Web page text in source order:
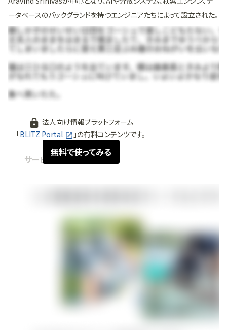
ータベースのバックグランドを持つエンジニアたちによって設立された。
法人向け情報プラットフォーム
「BLITZ Portal 」の有料コンテンツです。
無料で使ってみる
サービス紹介